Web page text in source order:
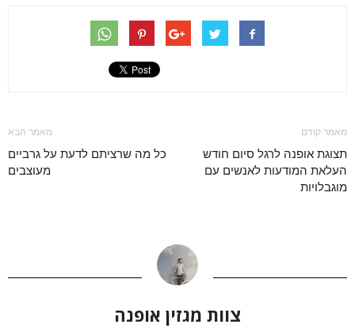
מאמר קודם
תצוגת אופנה לרגל סיום חודש
העלאת המודעות לאנשים עם
מוגבלויות
מאמר הבא
כל מה שרציתם לדעת על גרביים
מעוצבים
צוות מגזין אופנה